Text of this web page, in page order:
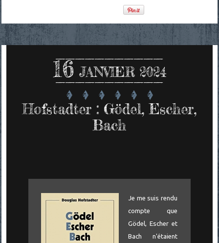
16 JANVIER 2024
Hofstadter : Gödel, Escher,
Bach
Je me suis rendu
compte que
Gödel, Escher et
Bach n'étaient